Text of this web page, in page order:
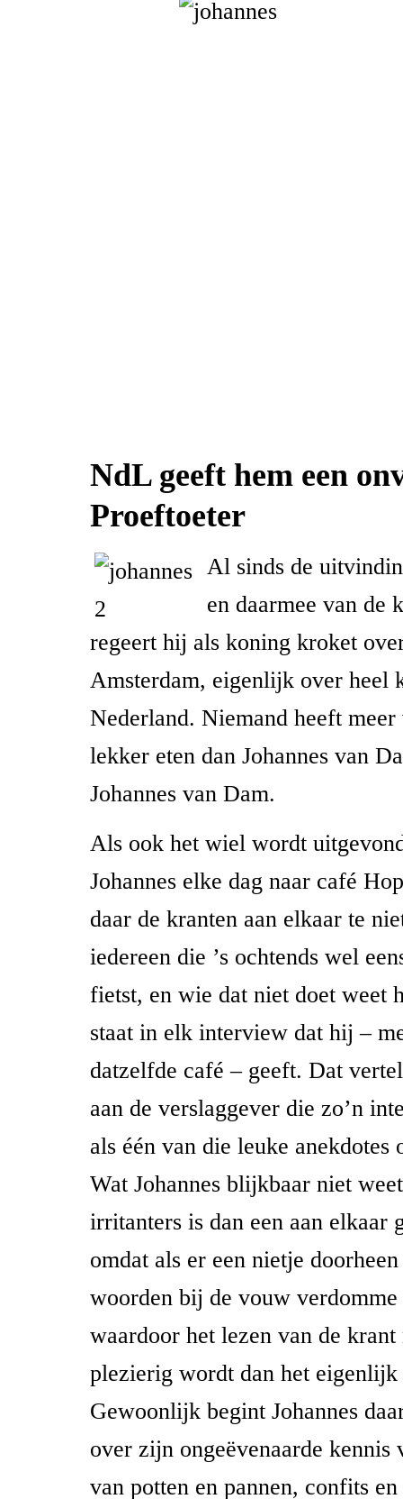
NdL geeft hem een
Proeftoeter
Al sinds de
en daarmee van de
regeert hij als koning kroket
Amsterdam, eigenlijk over heel
Nederland. Niemand heeft meer
lekker eten dan Johannes van
Johannes van Dam.
Als ook het wiel wordt
Johannes elke dag naar café
daar de kranten aan elkaar te
iedereen die ’s ochtends wel
fietst, en wie dat niet doet weet
staat in elk interview dat hij –
datzelfde café – geeft. Dat
aan de verslaggever die zo’n
als één van die leuke
Wat Johannes blijkbaar niet
irritanters is dan een aan elkaar
omdat als er een nietje
woorden bij de vouw
waardoor het lezen van de
plezierig wordt dan het
Gewoonlijk begint Johannes
over zijn ongeëvenaarde kennis
van potten en pannen, confits